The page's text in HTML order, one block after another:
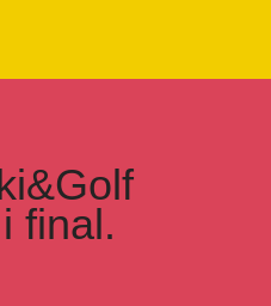
final.